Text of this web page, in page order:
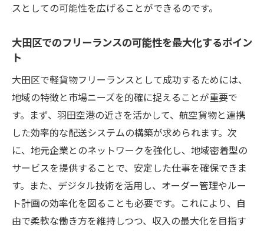
スとしての可能性を広げることができるのです。
大田区でのフリーランスの可能性を最大化するポイン
ト
大田区で軽貨物フリーランスとして成功するためには、
地域の特徴と市場ニーズを的確に捉えることが重要で
す。まず、羽田空港の近さを活かして、航空貨物と連携
した効率的な配送システムの構築が求められます。次
に、地元企業とのネットワークを強化し、地域密着型の
サービスを提供することで、安定した仕事を確保できま
す。また、デジタル技術を活用し、オーダー管理やルー
ト計画の効率化を図ることも必要です。これにより、自
由で柔軟な働き方を維持しつつ、収入の最大化を目指す